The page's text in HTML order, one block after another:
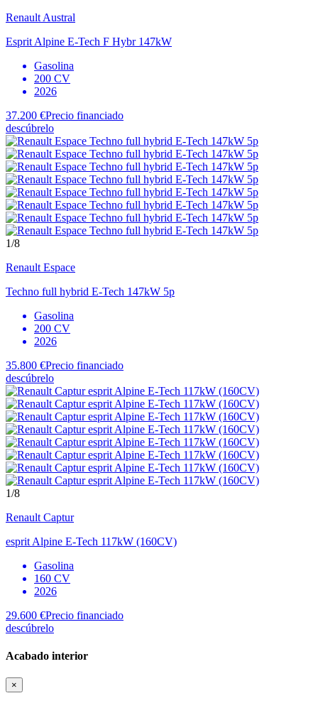
Renault Austral
Esprit Alpine E-Tech F Hybr 147kW
Gasolina
200 CV
2026
37.200 €Precio financiado
descúbrelo
1/8
Renault Espace
Techno full hybrid E-Tech 147kW 5p
Gasolina
200 CV
2026
35.800 €Precio financiado
descúbrelo
1/8
Renault Captur
esprit Alpine E-Tech 117kW (160CV)
Gasolina
160 CV
2026
29.600 €Precio financiado
descúbrelo
Acabado interior
×